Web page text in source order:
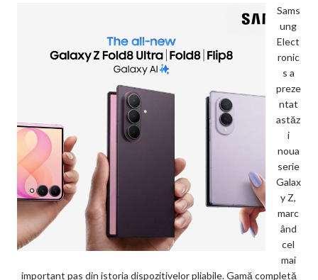
Sams
ung
Elect
ronic
s a
preze
ntat
astăz
i
noua
serie
Galax
y Z,
marc
ând
cel
mai
important pas din istoria dispozitivelor pliabile. Gamă completă